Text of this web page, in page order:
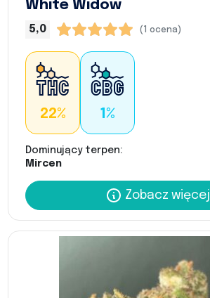
White Widow
5,0 (1 ocena)
22% 1%
Dominujący terpen:
Mircen
Zobacz więcej